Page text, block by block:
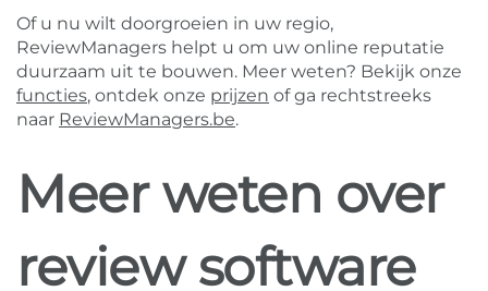
Of u nu wilt doorgroeien in uw regio,
ReviewManagers helpt u om uw online reputatie
duurzaam uit te bouwen. Meer weten? Bekijk onze
functies, ontdek onze prijzen of ga rechtstreeks
naar ReviewManagers.be.
Meer weten over
review software